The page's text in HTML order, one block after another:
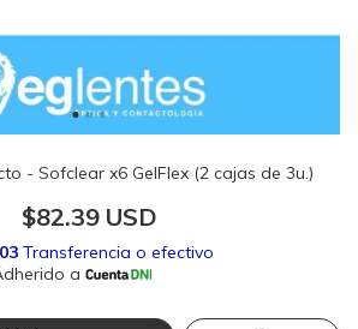
- Sofclear x6 GelFlex (2 cajas de 3u.)
$82.39 USD